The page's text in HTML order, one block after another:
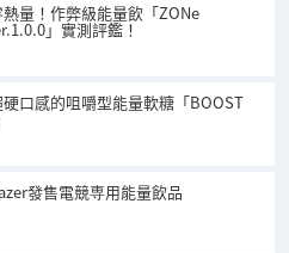
量！作弊級能量飲「ZONe
」實測評鑑！
口感的咀嚼型能量軟糖「BOOST
發售電競専用能量飲品